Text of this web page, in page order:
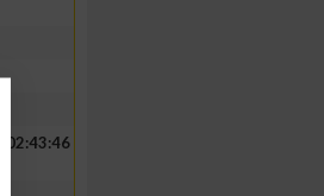
02:43:46